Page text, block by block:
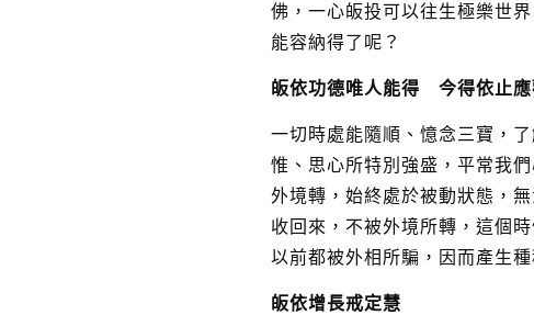
佛，一心皈投可以往生極樂世
能容納得了呢？
皈依功德唯人能得 今得依止應
一切時處能隨順、憶念三寶，
惟、思心所特別強盛，平常我
外境轉，始終處於被動狀態，
收回來，不被外境所轉，這個
以前都被外相所騙，因而產生
皈依增長戒定慧